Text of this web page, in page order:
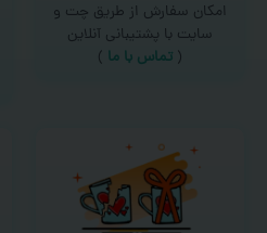
امکان سفارش از طریق چت و
سایت با پشتیبانی آنلاین
( تماس با ما‌ )